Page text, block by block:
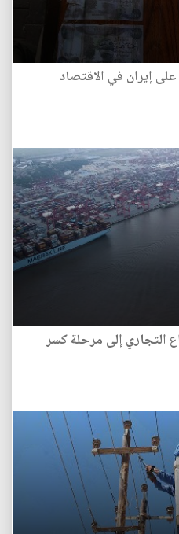
إيران في الاقتصاد
التجاري إلى مرحلة كسر